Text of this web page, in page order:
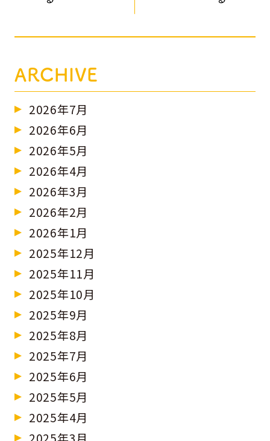
ARCHIVE
2026年7月
2026年6月
2026年5月
2026年4月
2026年3月
2026年2月
2026年1月
2025年12月
2025年11月
2025年10月
2025年9月
2025年8月
2025年7月
2025年6月
2025年5月
2025年4月